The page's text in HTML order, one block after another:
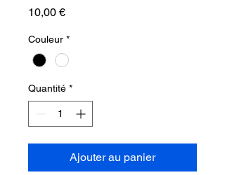
10,00 €Prix
Couleur *
Quantité *
Ajouter au panier